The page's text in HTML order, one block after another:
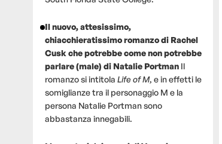
Il nuovo, attesissimo,
chiacchieratissimo romanzo di Rachel
Cusk che potrebbe come non potrebbe
parlare (male) di Natalie Portman Il
romanzo si intitola Life of M, e in effetti le
somiglianze tra il personaggio M e la
persona Natalie Portman sono
abbastanza innegabili.